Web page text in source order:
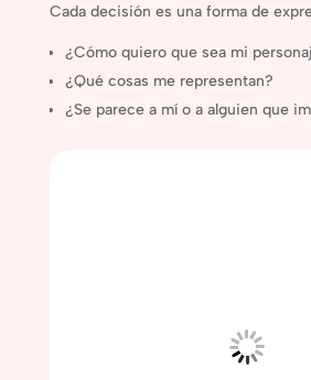
Cada decisión es una forma de
¿Cómo quiero que sea mi
¿Qué cosas me representan?
¿Se parece a mí o a alguien que